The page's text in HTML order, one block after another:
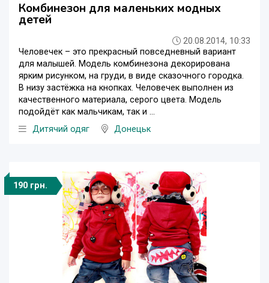
Комбинезон для маленьких модных
детей
20.08.2014, 10:33
Человечек – это прекрасный повседневный вариант
для малышей. Модель комбинезона декорирована
ярким рисунком, на груди, в виде сказочного городка.
В низу застёжка на кнопках. Человечек выполнен из
качественного материала, серого цвета. Модель
подойдёт как мальчикам, так и ...
Дитячий одяг
Донецьк
190 грн.